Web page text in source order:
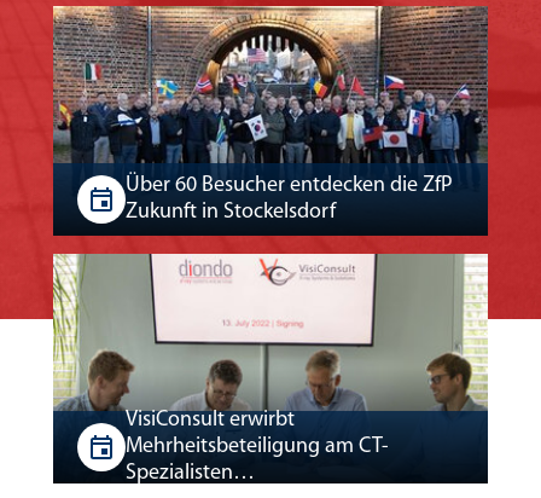
Über 60 Besucher entdecken die ZfP
Zukunft in Stockelsdorf
VisiConsult erwirbt
Mehrheitsbeteiligung am CT-
Spezialisten…